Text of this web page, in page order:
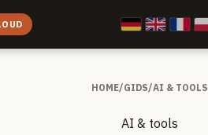
HOME/GIDS/AI & TOOLS
AI & tools